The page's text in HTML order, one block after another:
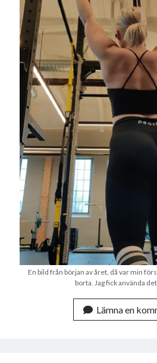
En bild från början av året, då var min
borta. Jag fick använda
Lämna en